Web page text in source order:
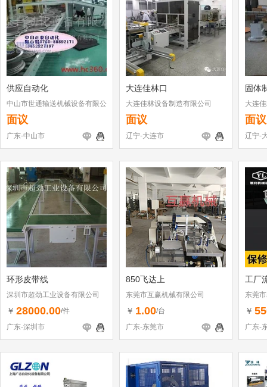
供应自动化
中山市世通输送机械设备有限公
司
面议
广东-中山市
大连佳林口
大连佳林设备制造有限公司
面议
辽宁-大连市
固体
大连
面议
辽宁-
环形皮带线
深圳市超劲工业设备有限公司
￥ 28000.00/件
广东-深圳市
850飞达上
东莞市互赢机械有限公司
￥ 1.00/台
广东-东莞市
工厂
东莞
￥
广东-